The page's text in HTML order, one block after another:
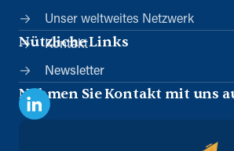
Unser weltweites Netzwerk
Nützliche Links
Kontakt
Newsletter
Nehmen Sie Kontakt mit uns